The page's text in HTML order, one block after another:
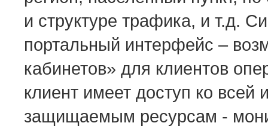
и структуре трафика, и т.д.
портальный интерфейс –
кабинетов» для клиентов
клиент имеет доступ ко
защищаемым ресурсам -